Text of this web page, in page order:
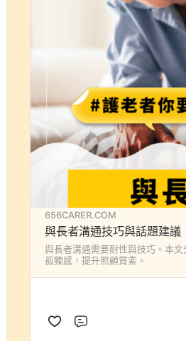
656CARER.COM
與長者溝通技巧與話題建
與長者溝通需要耐性與技巧。本
孤獨感，提升照顧質素。
評論